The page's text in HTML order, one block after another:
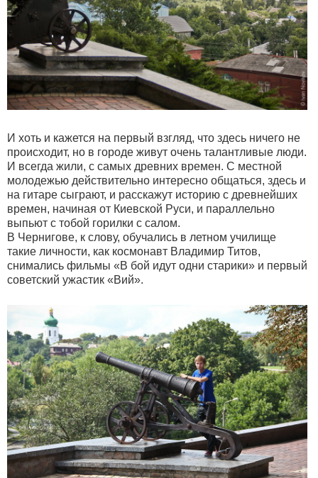
И хоть и кажется на первый взгляд, что здесь ничего не
происходит, но в городе живут очень талантливые люди.
И всегда жили, с самых древних времен. С местной
молодежью действительно интересно общаться, здесь и
на гитаре сыграют, и расскажут историю с древнейших
времен, начиная от Киевской Руси, и параллельно
выпьют с тобой горилки с салом.
В Чернигове, к слову, обучались в летном училище
такие личности, как космонавт Владимир Титов,
снимались фильмы «В бой идут одни старики» и первый
советский ужастик «Вий».